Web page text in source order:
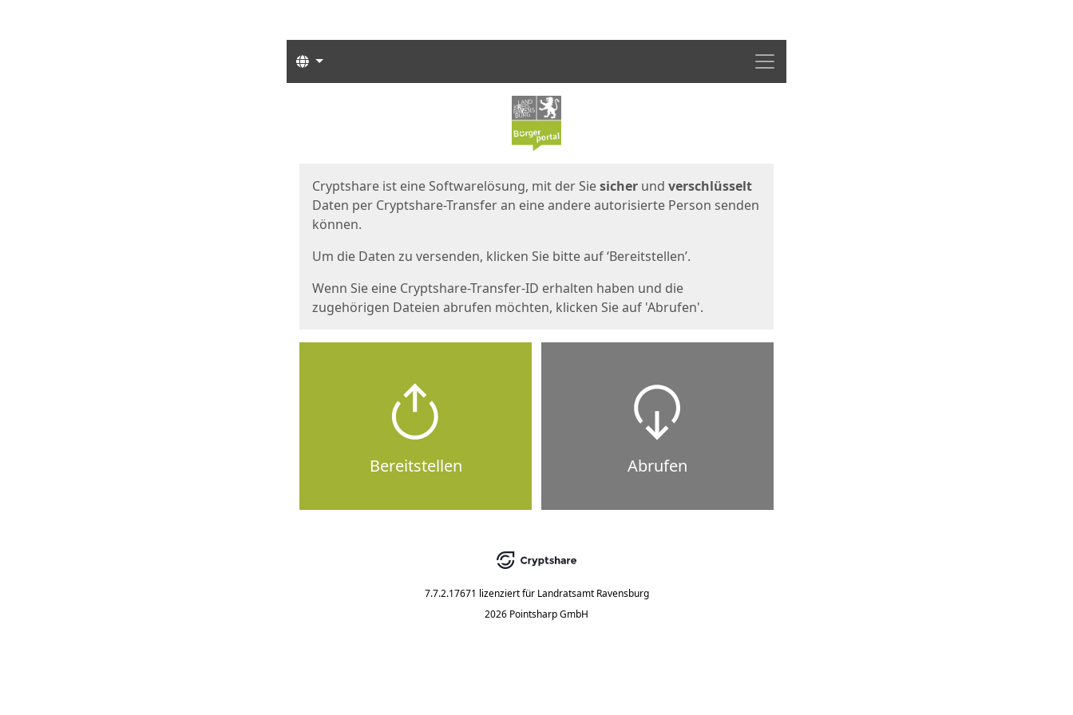
Menü
Sprachen
Cryptshare ist eine Softwarelösung, mit der Siesicher und verschlüsselt
Daten per Cryptshare-Transfer an eine andere autorisierte Person senden
können.
Um die Daten zu versenden, klicken Sie bitte auf ‘Bereitstellen’.
Wenn Sie eine Cryptshare-Transfer-ID erhalten haben und die
zugehörigen Dateien abrufen möchten, klicken Sie auf 'Abrufen'.
Bereitstellen Abrufen
7.7.2.17671 lizenziert für Landratsamt Ravensburg
2026 Pointsharp GmbH